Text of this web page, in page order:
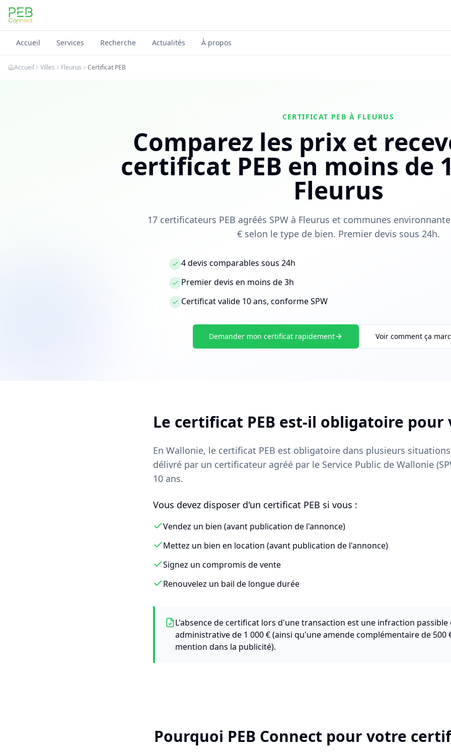
PEB Connect
Accueil Services Recherche Actualités À propos
Accueil Villes Fleurus Certificat PEB
CERTIFICAT PEB À FLEURUS
Comparez les prix et
certificat PEB en moins de
Fleurus
17 certificateurs PEB agréés SPW à Fleurus et communes
€ selon le type de bien. Premier devis sous 24h.
4 devis comparables sous 24h
Premier devis en moins de 3h
Certificat valide 10 ans, conforme SPW
Demander mon certificat rapidement Voir comment ça
Le certificat PEB est-il obligatoire pour
En Wallonie, le certificat PEB est obligatoire dans plusieurs
délivré par un certificateur agréé par le Service Public de Wallonie
10 ans.
Vous devez disposer d'un certificat PEB si vous :
Vendez un bien (avant publication de l'annonce)
Mettez un bien en location (avant publication de l'annonce)
Signez un compromis de vente
Renouvelez un bail de longue durée
L'absence de certificat lors d'une transaction est une infraction
administrative de 1 000 € (ainsi qu'une amende complémentaire de 500
mention dans la publicité).
Pourquoi PEB Connect pour votre